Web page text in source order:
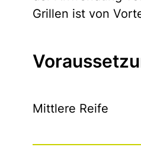
Grillen ist von
Mittlere Reife